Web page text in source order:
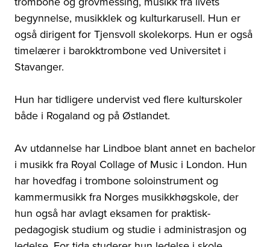
begynnelse, musikklek og kulturkarusell. Hun er
også dirigent for Tjensvoll skolekorps. Hun er også
timelærer i barokktrombone ved Universitet i
Stavanger.
Hun har tidligere undervist ved flere kulturskoler
både i Rogaland og på Østlandet.
Av utdannelse har Lindboe blant annet en bachelor
i musikk fra Royal Collage of Music i London. Hun
har hovedfag i trombone soloinstrument og
kammermusikk fra Norges musikkhøgskole, der
hun også har avlagt eksamen for praktisk-
pedagogisk studium og studie i administrasjon og